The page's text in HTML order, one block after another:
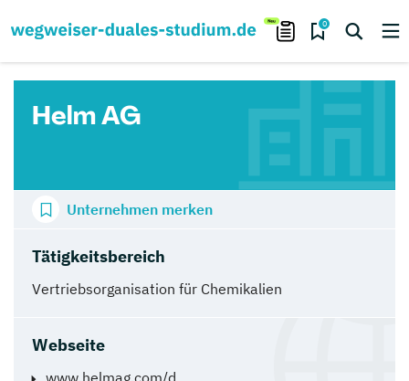
0
Helm AG
Tätigkeitsbereich
Vertriebsorganisation für Chemikalien
Webseite
www.helmag.com/d
Unternehmen merken